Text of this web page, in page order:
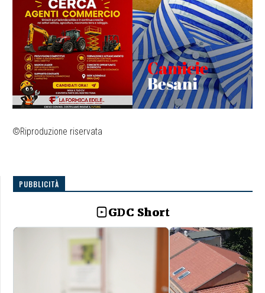
©Riproduzione riservata
PUBBLICITÀ
GDC Short